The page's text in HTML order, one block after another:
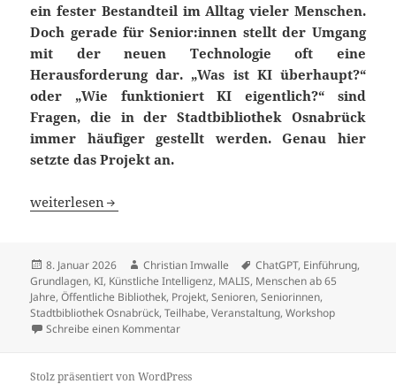
ein fester Bestandteil im Alltag vieler Menschen.
Doch gerade für Senior:innen stellt der Umgang
mit der neuen Technologie oft eine
Herausforderung dar. „Was ist KI überhaupt?“
oder „Wie funktioniert KI eigentlich?“ sind
Fragen, die in der Stadtbibliothek Osnabrück
immer häufiger gestellt werden. Genau hier
setzte das Projekt an.
„Was ist eigentlich Künstliche Intelligenz?“ – Ein
weiterlesen
Veröffentlicht
am
8. Januar 2026 Autor
Christian Imwalle Schlagwörter
ChatGPT, Einführung,
Grundlagen, KI, Künstliche Intelligenz, MALIS, Menschen ab 65
Jahre,Öffentliche Bibliothek, Projekt,Senioren,Seniorinnen,
Stadtbibliothek Osnabrück,Teilhabe,Veranstaltung,Workshop
Schreibe einen Kommentarzu „Was ist eigentlich Künstliche
Stolz präsentiert von WordPress